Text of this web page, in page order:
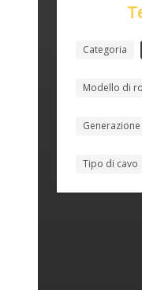
Categoria
Modello di
Tipo di cavo